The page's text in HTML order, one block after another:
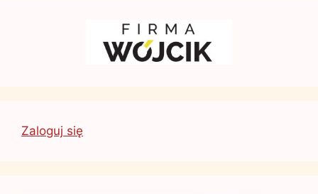
Zaloguj się